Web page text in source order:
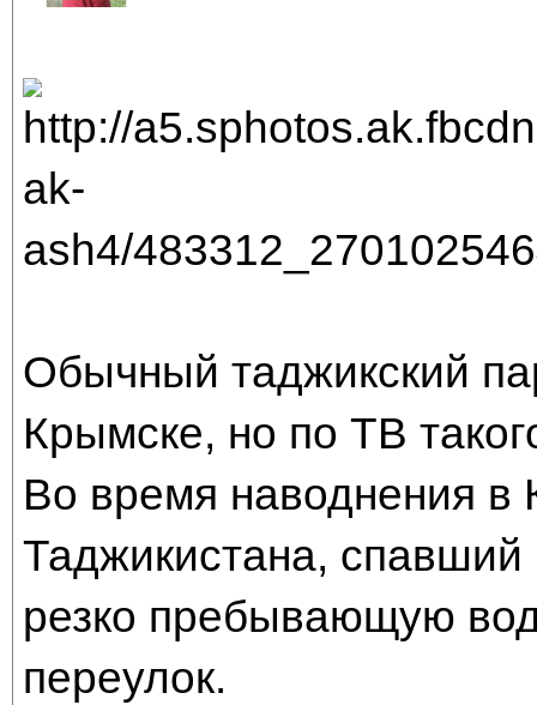
Обычный таджикский
Крымске, но по ТВ
Во время наводнения в
Таджикистана, спавший
резко пребывающую
переулок.